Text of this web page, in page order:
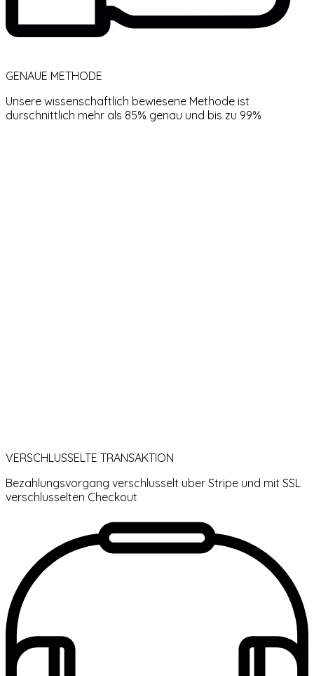
GENAUE METHODE
Unsere wissenschaftlich bewiesene Methode ist
durschnittlich mehr als 85% genau und bis zu 99%
VERSCHLUSSELTE TRANSAKTION
Bezahlungsvorgang verschlusselt uber Stripe und mit SSL
verschlusselten Checkout